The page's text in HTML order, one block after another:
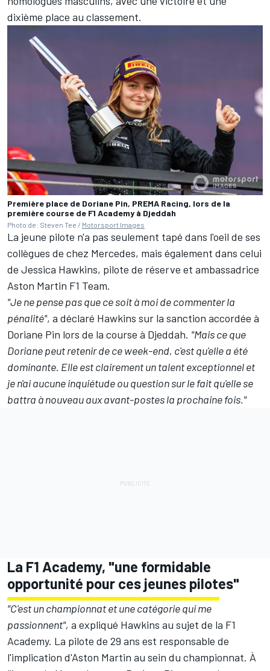
dixième place au classement.
Première place de Doriane Pin, PREMA Racing, lors de la
première course de F1 Academy à Djeddah
Photo de: Steven Tee / Motorsport Images
La jeune pilote n'a pas seulement tapé dans l'oeil de ses
collègues de chez Mercedes, mais également dans celui
de Jessica Hawkins, pilote de réserve et ambassadrice
Aston Martin F1 Team.
"Je ne pense pas que ce soit à moi de commenter la
pénalité", a déclaré Hawkins sur la sanction accordée à
Doriane Pin lors de la course à Djeddah. "Mais ce que
Doriane peut retenir de ce week-end, c'est qu'elle a été
dominante. Elle est clairement un talent exceptionnel et
je n'ai aucune inquiétude ou question sur le fait qu'elle se
battra à nouveau aux avant-postes la prochaine fois."
La F1 Academy, "une formidable
opportunité pour ces jeunes pilotes"
"C'est un championnat et une catégorie qui me
passionnent", a expliqué Hawkins au sujet de la F1
Academy. La pilote de 29 ans est responsable de
l'implication d'Aston Martin au sein du championnat. À